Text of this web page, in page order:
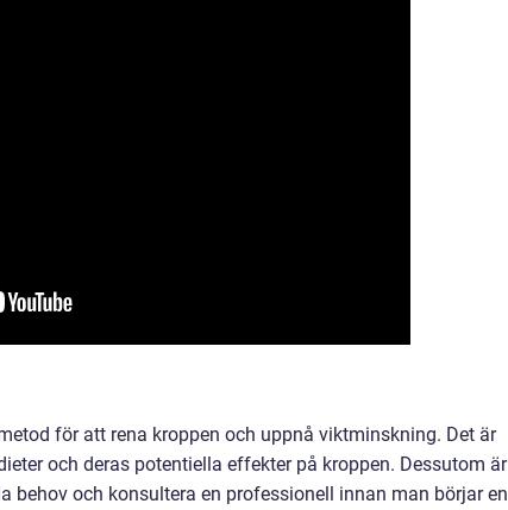
för att rena kroppen och uppnå viktminskning. Det är
och deras potentiella effekter på kroppen. Dessutom är
och konsultera en professionell innan man börjar en